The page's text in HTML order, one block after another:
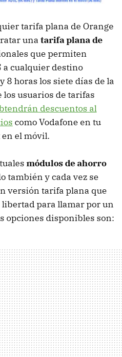
tarifa plana de Orange
una tarifa plana de
que permiten
a cualquier destino
8 horas los siete días de la
usuarios de tarifas
descuentos al
como Vodafone en tu
en el móvil.
módulos de ahorro
también y cada vez se
versión tarifa plana que
para llamar por un
opciones disponibles son: